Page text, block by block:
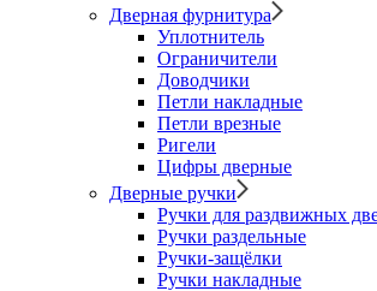
Дверная фурнитура
Уплотнитель
Ограничители
Доводчики
Петли накладные
Петли врезные
Ригели
Цифры дверные
Дверные ручки
Ручки для раздвижных
Ручки раздельные
Ручки-защёлки
Ручки накладные